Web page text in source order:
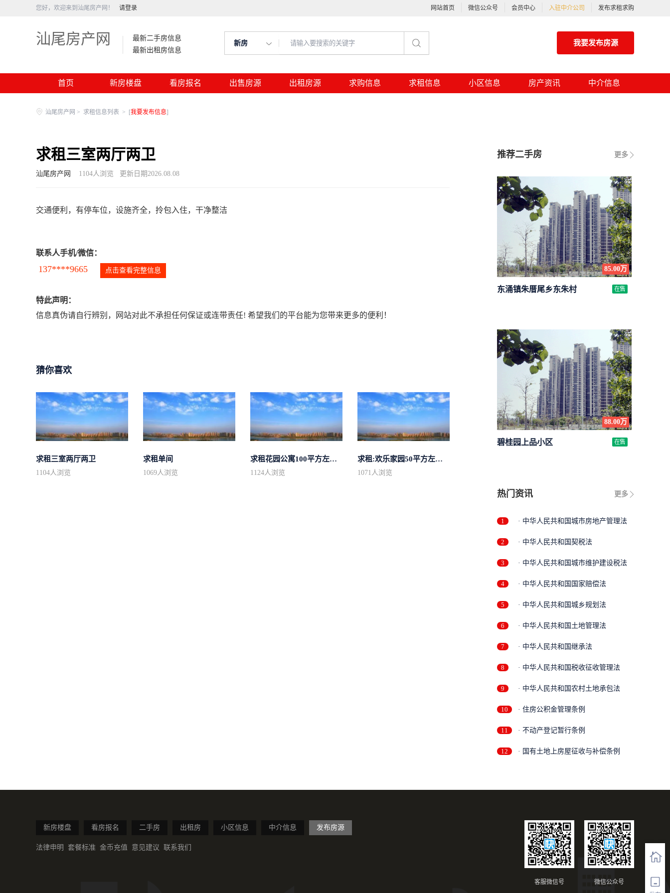
您好，欢迎来到汕尾房产网！ 请登录 网站首页 微信公众号 会员中心 入驻中介公司 发布求租求购
汕尾房产网
最新二手房信息
最新出租房信息
新房 我要发布房源
首页 新房楼盘 看房报名 出售房源 出租房源 求购信息 求租信息 小区信息 房产资讯 中介信息
汕尾房产网 > 求租信息列表 > [我要发布信息]
求租三室两厅两卫
汕尾房产网 1104人浏览 更新日期2026.08.08
交通便利，有停车位，设施齐全，拎包入住，干净整洁
联系人手机/微信：
137****9665 点击查看完整信息
特此声明：
信息真伪请自行辨别，网站对此不承担任何保证或连带责任! 希望我们的平台能为您带来更多的便利！
猜你喜欢
求租三室两厅两卫
1104人浏览
求租单间
1069人浏览
求租花园公寓100平方左右，电梯房
1124人浏览
求租:欢乐家园50平方左右的单身公寓廉...
1071人浏览
更多
推荐二手房
85.00万
东涌镇朱厝尾乡东朱村 在售
88.00万
碧桂园上品小区 在售
更多
热门资讯
1 · 中华人民共和国城市房地产管理法
2 · 中华人民共和国契税法
3 · 中华人民共和国城市维护建设税法
4 · 中华人民共和国国家赔偿法
5 · 中华人民共和国城乡规划法
6 · 中华人民共和国土地管理法
7 · 中华人民共和国继承法
8 · 中华人民共和国税收征收管理法
9 · 中华人民共和国农村土地承包法
10 · 住房公积金管理条例
11 · 不动产登记暂行条例
12 · 国有土地上房屋征收与补偿条例
新房楼盘 看房报名 二手房 出租房 小区信息 中介信息 发布房源
法律申明 套餐标准 金币充值 意见建议 联系我们
微信公众号
客服微信号